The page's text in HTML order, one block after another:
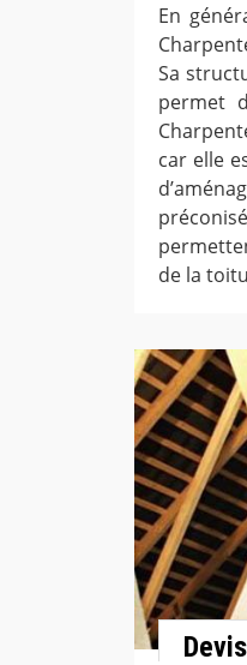
En
Sa
permet
car elle
de la